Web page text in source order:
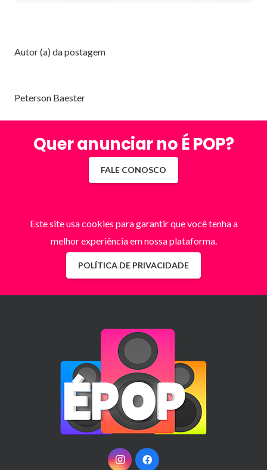
Autor (a) da postagem
Peterson Baester
Quer anunciar no É POP?
FALE CONOSCO
Este site usa cookies para garantir que você tenha a
melhor experiência em nossa plataforma.
POLÍTICA DE PRIVACIDADE